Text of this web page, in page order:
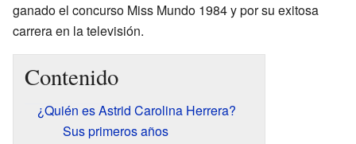
ganado el concurso Miss Mundo 1984 y por su exitosa
carrera en la televisión.
Contenido
¿Quién es Astrid Carolina Herrera?
Sus primeros años